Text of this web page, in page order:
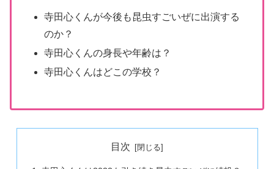
寺田心くんが今後も昆虫すごいぜに出演する
のか？
寺田心くんの身長や年齢は？
寺田心くんはどこの学校？
目次